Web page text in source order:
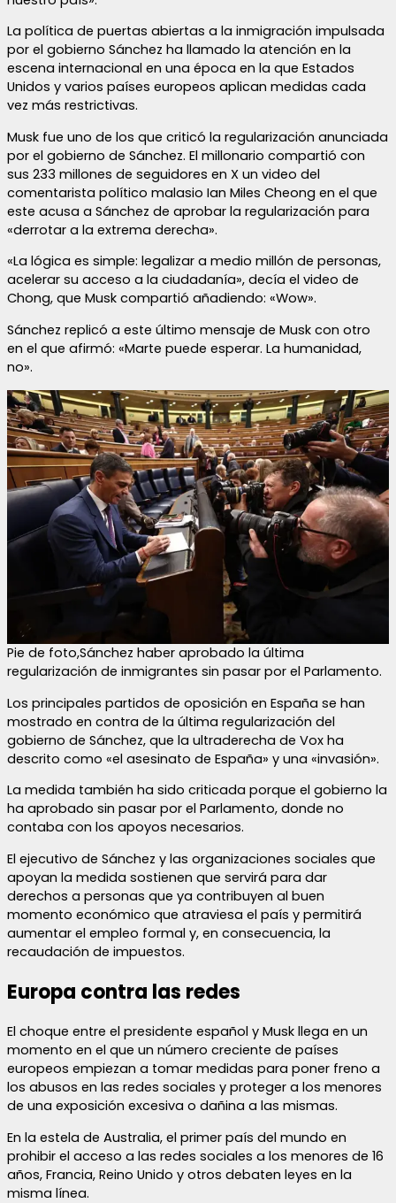
La política de puertas abiertas a la inmigración impulsada
por el gobierno Sánchez ha llamado la atención en la
escena internacional en una época en la que Estados
Unidos y varios países europeos aplican medidas cada
vez más restrictivas.
Musk fue uno de los que criticó la regularización anunciada
por el gobierno de Sánchez. El millonario compartió con
sus 233 millones de seguidores en X un video del
comentarista político malasio Ian Miles Cheong en el que
este acusa a Sánchez de aprobar la regularización para
«derrotar a la extrema derecha».
«La lógica es simple: legalizar a medio millón de personas,
acelerar su acceso a la ciudadanía», decía el video de
Chong, que Musk compartió añadiendo: «Wow».
Sánchez replicó a este último mensaje de Musk con otro
en el que afirmó: «Marte puede esperar. La humanidad,
no».
Pie de foto,Sánchez haber aprobado la última
regularización de inmigrantes sin pasar por el Parlamento.
Los principales partidos de oposición en España se han
mostrado en contra de la última regularización del
gobierno de Sánchez, que la ultraderecha de Vox ha
descrito como «el asesinato de España» y una «invasión».
La medida también ha sido criticada porque el gobierno la
ha aprobado sin pasar por el Parlamento, donde no
contaba con los apoyos necesarios.
El ejecutivo de Sánchez y las organizaciones sociales que
apoyan la medida sostienen que servirá para dar
derechos a personas que ya contribuyen al buen
momento económico que atraviesa el país y permitirá
aumentar el empleo formal y, en consecuencia, la
recaudación de impuestos.
Europa contra las redes
El choque entre el presidente español y Musk llega en un
momento en el que un número creciente de países
europeos empiezan a tomar medidas para poner freno a
los abusos en las redes sociales y proteger a los menores
de una exposición excesiva o dañina a las mismas.
En la estela de Australia, el primer país del mundo en
prohibir el acceso a las redes sociales a los menores de 16
años, Francia, Reino Unido y otros debaten leyes en la
misma línea.